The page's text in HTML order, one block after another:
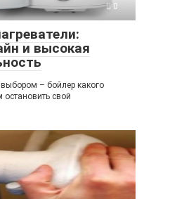
0
и высокая
– бойлер какого
остановить свой